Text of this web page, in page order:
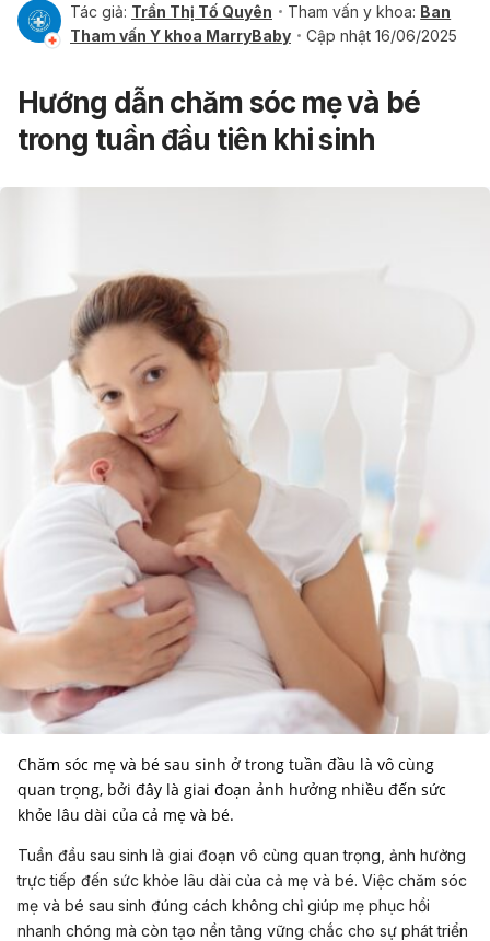
Tác giả: Trần Thị Tố Quyên Tham vấn y khoa: Ban
Tham vấn Y khoa MarryBaby
Cập nhật 16/06/2025
Hướng dẫn chăm sóc mẹ và bé
trong tuần đầu tiên khi sinh
Chăm sóc mẹ và bé sau sinh ở trong tuần đầu là vô cùng
quan trọng, bởi đây là giai đoạn ảnh hưởng nhiều đến sức
khỏe lâu dài của cả mẹ và bé.
Tuần đầu sau sinh là giai đoạn vô cùng quan trọng, ảnh hưởng
trực tiếp đến sức khỏe lâu dài của cả mẹ và bé. Việc chăm sóc
mẹ và bé sau sinh đúng cách không chỉ giúp mẹ phục hồi
nhanh chóng mà còn tạo nền tảng vững chắc cho sự phát triển